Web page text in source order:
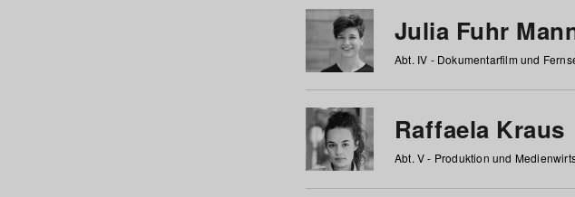
Julia Fuhr
Abt. IV - Dokumentarfilm und
Raffaela Kraus
Abt. V - Produktion und